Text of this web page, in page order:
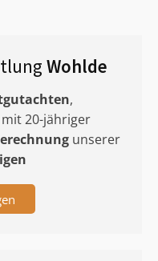
Wohlde
,
20-jähriger
unserer